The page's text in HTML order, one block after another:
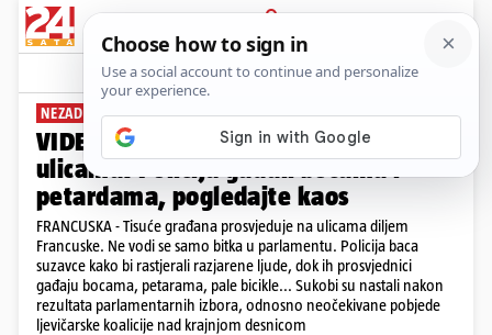
PRIJAVA
News Komentari
NEZADOVOLJNI REZULTATIMA IZBORA
VIDEO Francuzi prosvjeduju na
ulicama: Policiju gađali bocama i
petardama, pogledajte kaos
FRANCUSKA - Tisuće građana prosvjeduje na ulicama diljem
Francuske. Ne vodi se samo bitka u parlamentu. Policija baca
suzavce kako bi rastjerali razjarene ljude, dok ih prosvjednici
gađaju bocama, petarama, pale bicikle... Sukobi su nastali nakon
rezultata parlamentarnih izbora, odnosno neočekivane pobjede
ljevičarske koalicije nad krajnjom desnicom